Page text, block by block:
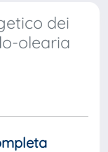
dei
olearia